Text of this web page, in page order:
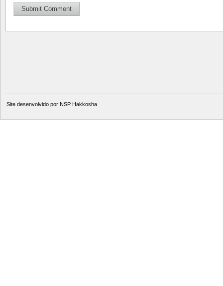
Site desenvolvido por NSP Hakkosha